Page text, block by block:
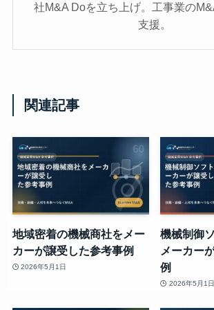
社M&A Doを立ち上げ。工事業の
支援。
関連記事
地域密着の機械商社をメー
カーが譲受した参考事例
2026年5月1日
機械制御
メーカー
例
2026年5月1日